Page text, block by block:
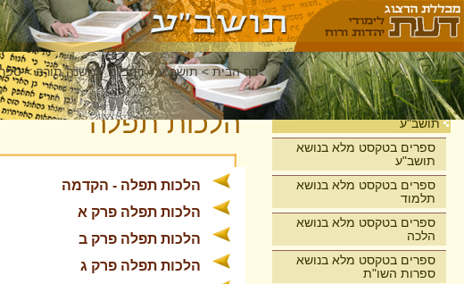
בית
תושב"ע
ספרים בטקסט מלא בנושא
תושב"ע
ספרים בטקסט מלא בנושא
תלמוד
ספרים בטקסט מלא בנושא
הלכה
ספרים בטקסט מלא בנושא
ספרות השו"ת
דף הבית >תושב"ע >רמב"ם - משנה תורה>
הלכות תפלה
הלכות תפלה - הקדמה
הלכות תפלה פרק א
הלכות תפלה פרק ב
הלכות תפלה פרק ג